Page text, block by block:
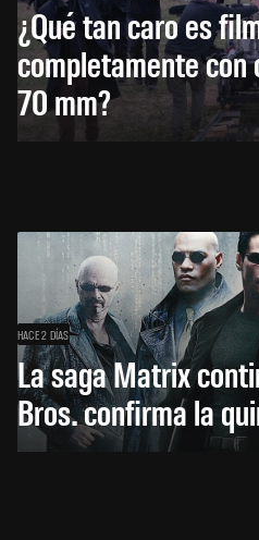
¿Qué tan caro es
completamente con
70 mm?
HACE 2 DÍAS
La saga Matrix
Bros. confirma la